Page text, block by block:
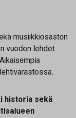
musiikkiosaston
vuoden lehdet
historia sekä